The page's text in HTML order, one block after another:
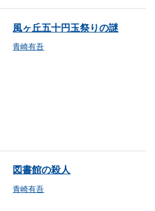
風ヶ丘五十円玉祭りの謎
青崎有吾
図書館の殺人
青崎有吾